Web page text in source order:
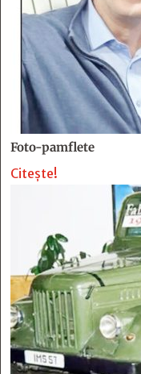
Foto-pamflete
Citește!